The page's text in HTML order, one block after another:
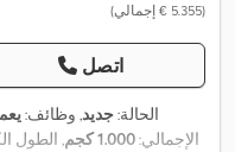
(‏5.355 € إجمالي)
اتصل
الحالة:جديد, وظائف:
الإجمالي:1.000 كجم , الطول